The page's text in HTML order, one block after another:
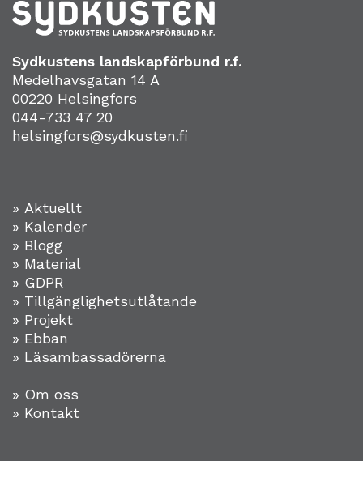
Sydkustens landskapförbund r.f.
Medelhavsgatan 14 A
00220 Helsingfors
044-733 47 20
helsingfors@sydkusten.fi
» Aktuellt
» Kalender
» Blogg
» Material
» GDPR
» Tillgänglighetsutlåtande
» Projekt
» Ebban
» Läsambassadörerna
» Om oss
» Kontakt